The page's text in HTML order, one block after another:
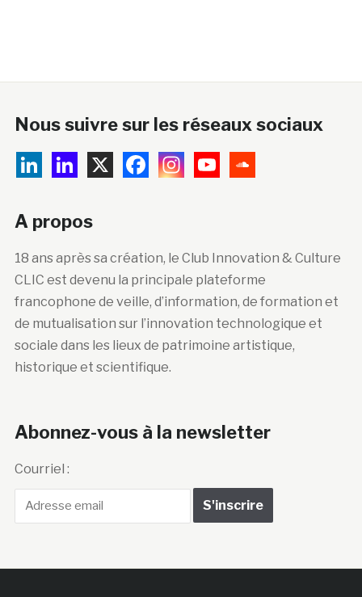
Nous suivre sur les réseaux sociaux
A propos
18 ans après sa création, le Club Innovation & Culture
CLIC est devenu la principale plateforme
francophone de veille, d’information, de formation et
de mutualisation sur l’innovation technologique et
sociale dans les lieux de patrimoine artistique,
historique et scientifique.
Abonnez-vous à la newsletter
Courriel :